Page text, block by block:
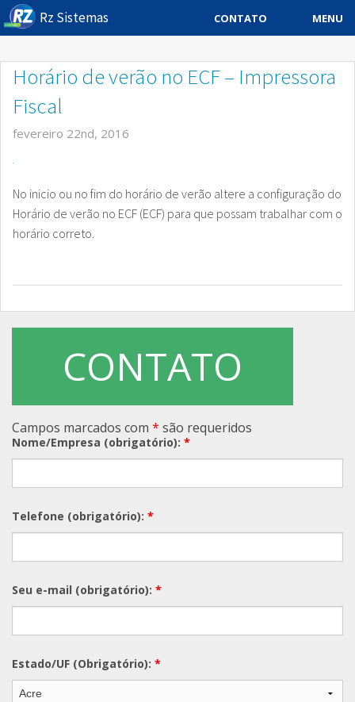
Rz Sistemas CONTATO MENU
Downloads
Sobre
Contato Rz Sistemas
Horário de verão no ECF – Impressora
Fiscal
fevereiro 22nd, 2016
No inicio ou no fim do horário de verão altere a configuração do
Horário de verão no ECF (ECF) para que possam trabalhar com o
horário correto.
CONTATO
Campos marcados com * são requeridos
Nome/Empresa (obrigatório): *
Telefone (obrigatório): *
Seu e-mail (obrigatório): *
Estado/UF (Obrigatório): *